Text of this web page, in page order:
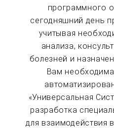
программного
сегодняшний день
учитывая
анализа,
болезней и
Вам
«Универсальная
разработка
для взаимодействия